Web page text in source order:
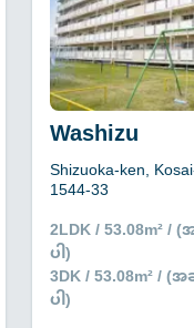
Washizu
Shizuoka-ken,
1544-33
2LDK / 53.08m²
ပါ)
3DK / 53.08m² /
ပါ)